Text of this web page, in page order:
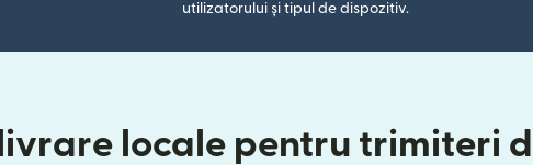
utilizatorului și tipul de dispozitiv.
locale pentru trimiteri